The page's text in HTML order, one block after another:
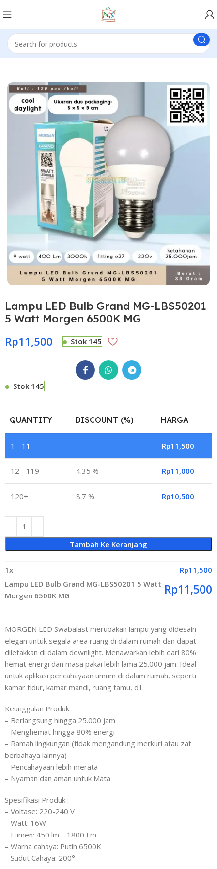
Lampu LED Bulb Grand MG-LBS50201
5 Watt Morgen 6500K MG
Rp11,500 Stok 145
Stok 145
QUANTITY DISCOUNT (%) HARGA
1 - 11 — Rp11,500
12 - 119 4.35 % Rp11,000
120+ 8.7 % Rp10,500
Tambah Ke Keranjang
1x Rp11,500
Lampu LED Bulb Grand MG-LBS50201 5 Watt
Morgen 6500K MG
Rp11,500
MORGEN LED Swabalast merupakan lampu yang didesain
elegan untuk segala area ruang di dalam rumah dan dapat
diletakkan di dalam downlight. Menawarkan lebih dari 80%
hemat energi dan masa pakai lebih lama 25.000 jam. Ideal
untuk aplikasi pencahayaan umum di dalam rumah, seperti
kamar tidur, kamar mandi, ruang tamu, dll.
Keunggulan Produk :
– Berlangsung hingga 25.000 jam
– Menghemat hingga 80% energi
– Ramah lingkungan (tidak mengandung merkuri atau zat
berbahaya lainnya)
– Pencahayaan lebih merata
– Nyaman dan aman untuk Mata
Spesifikasi Produk :
– Voltase: 220-240 V
– Watt: 16W
– Lumen: 450 lm – 1800 Lm
– Warna cahaya: Putih 6500K
– Sudut Cahaya: 200°